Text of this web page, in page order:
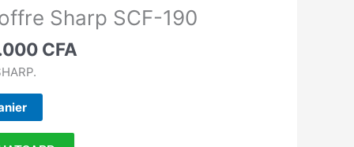
Sharp SCF-190
:
CFA.
CFA
prix
actuel